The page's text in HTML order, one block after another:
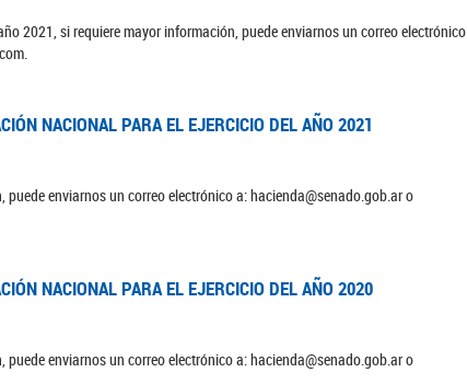
2021, si requiere mayor información, puede enviarnos un correo electrónico
NACIONAL PARA EL EJERCICIO DEL AÑO 2021
enviarnos un correo electrónico a: hacienda@senado.gob.ar o
NACIONAL PARA EL EJERCICIO DEL AÑO 2020
enviarnos un correo electrónico a: hacienda@senado.gob.ar o